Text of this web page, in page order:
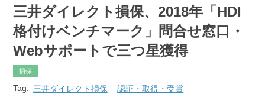
三井ダイレクト損保、2018年「HDI
格付けベンチマーク」問合せ窓口・
Webサポートで三つ星獲得
損保
Tag: 三井ダイレクト損保 認証・取得・受賞